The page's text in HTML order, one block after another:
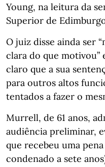
Young, na leitura da
Superior de
O juiz disse ainda ser
clara do que motivou”
claro que a sua
para outros altos
tentados a fazer o
Murrell, de 61 anos,
audiência preliminar,
que recebeu uma
condenado a sete